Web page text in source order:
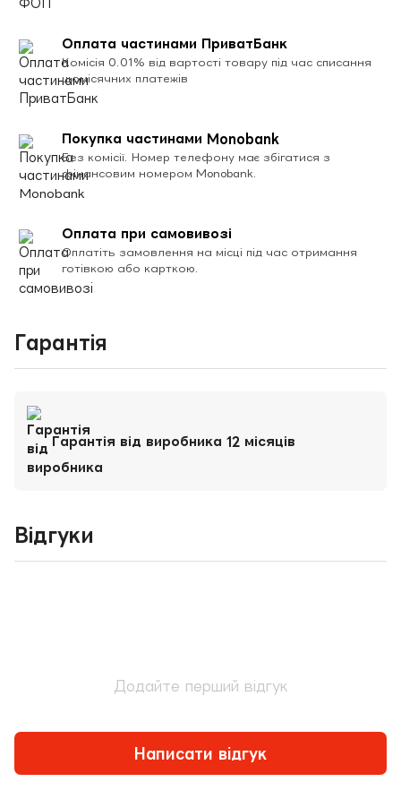
Оплата частинами ПриватБанк
Комісія 0.01% від вартості товару під час списання
щомісячних платежів
Покупка частинами Monobank
Без комісії. Номер телефону має збігатися з
фінансовим номером Monobank.
Оплата при самовивозі
Оплатіть замовлення на місці під час отримання
готівкою або карткою.
Гарантія
Гарантія від виробника 12 місяців
Відгуки
Додайте перший відгук
Написати відгук